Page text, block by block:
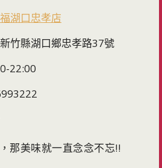
湖口忠孝店
竹縣湖口鄉忠孝路37號
22:00
那美味就一直念念不忘!!